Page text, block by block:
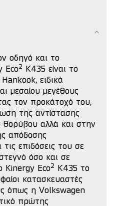
οδηγό και το
Eco2
K435 είναι το
ειδικά
μεσαίου μεγέθους
τον προκάτοχό του,
της αντίστασης
θορύβου αλλά και στην
απόδοσης
επιδόσεις του σε
όσο και σε
Kinergy Eco2
K435 το
κατασκευαστές
όπως η Volkswagen
πρώτης